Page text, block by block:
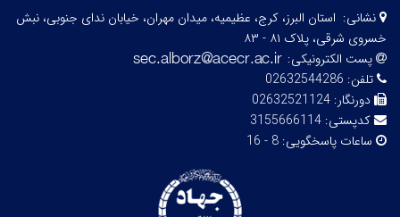
نشانی: استان البرز، کرج، عظیمیه، میدان مهران، خیابان ندای جنوبی، نبش
خسروی شرقی، پلاک ۸۱ - ۸۳
پست الکترونیکی:
تلفن: 02632544286
دورنگار: 02632521124
کدپستی: 3155666114
ساعات پاسخگویی: 8 - 16